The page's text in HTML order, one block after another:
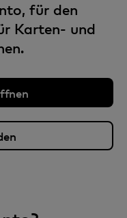
für den
Karten- und